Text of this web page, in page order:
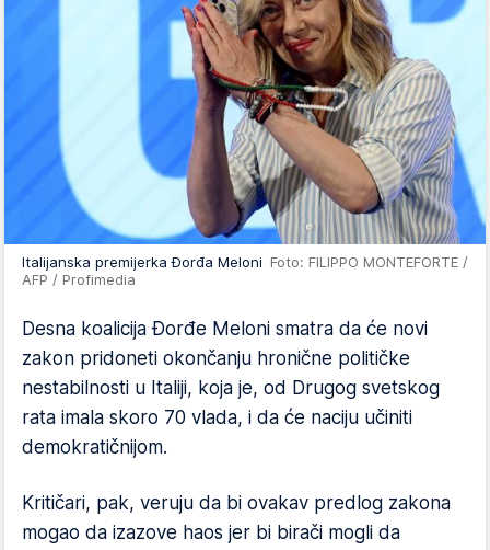
Italijanska premijerka Đorđa Meloni Foto: FILIPPO MONTEFORTE /
AFP / Profimedia
Desna koalicija Đorđe Meloni smatra da će novi
zakon pridoneti okončanju hronične političke
nestabilnosti u Italiji, koja je, od Drugog svetskog
rata imala skoro 70 vlada, i da će naciju učiniti
demokratičnijom.
Kritičari, pak, veruju da bi ovakav predlog zakona
mogao da izazove haos jer bi birači mogli da